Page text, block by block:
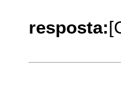
resposta: